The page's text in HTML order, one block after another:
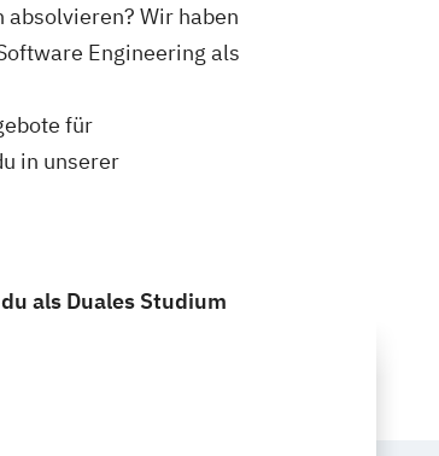
Wir haben
Engineering als
für
in unserer
als Duales Studium